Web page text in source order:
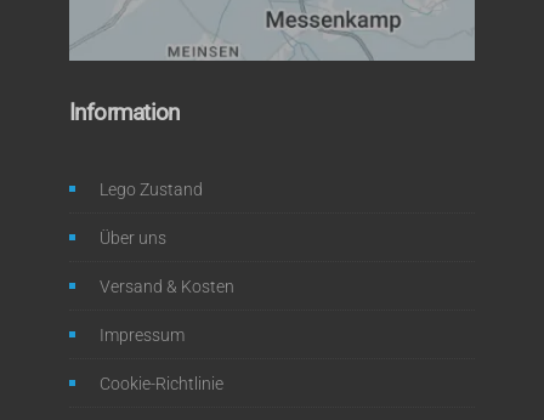
Information
Lego Zustand
Über uns
Versand & Kosten
Impressum
Cookie-Richtlinie